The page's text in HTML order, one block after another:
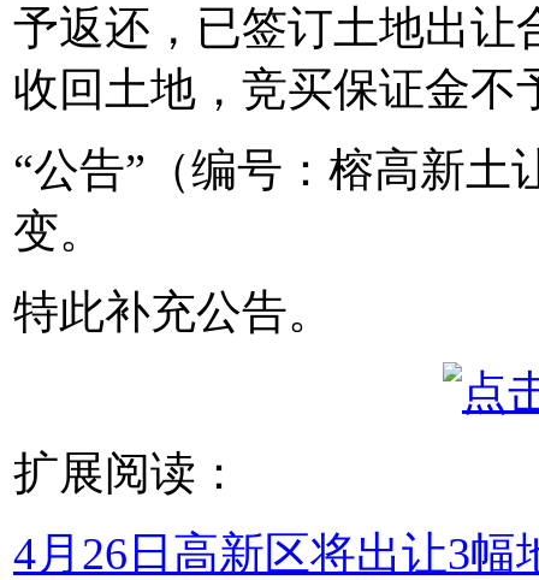
予返还，已签订土地出让
收回土地，竞买保证金不
“公告”（编号：榕高新土
变。
特此补充公告。
扩展阅读：
4月26日高新区将出让3